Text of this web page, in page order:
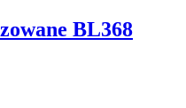
BL368